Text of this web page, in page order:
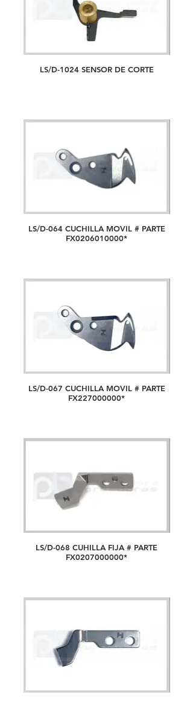
LS/D-1024 SENSOR DE CORTE
LS/D-064 CUCHILLA MOVIL # PARTE
FX0206010000*
LS/D-067 CUCHILLA MOVIL # PARTE
FX227000000*
LS/D-068 CUHILLA FIJA # PARTE
FX0207000000*